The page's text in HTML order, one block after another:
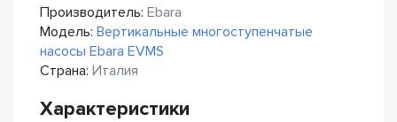
Производитель: Ebara
Модель: Вертикальные многоступенчатые
насосы Ebara EVMS
Страна: Италия
Характеристики